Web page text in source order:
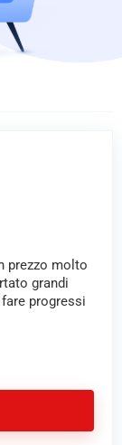
prezzo molto
grandi
progressi